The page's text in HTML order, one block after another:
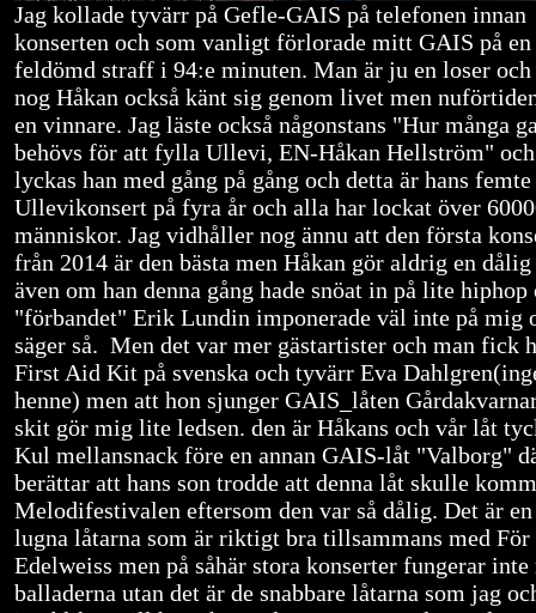
Jag kollade tyvärr på Gefle-GAIS på telefonen innan
konserten och som vanligt förlorade mitt GAIS på en
feldömd straff i 94:e minuten. Man är ju en loser och
nog Håkan också känt sig genom livet men
en vinnare. Jag läste också någonstans "Hur många
behövs för att fylla Ullevi, EN-Håkan Hellström"
lyckas han med gång på gång och detta är hans femte
Ullevikonsert på fyra år och alla har lockat över
människor. Jag vidhåller nog ännu att den första
från 2014 är den bästa men Håkan gör aldrig en
även om han denna gång hade snöat in på lite hiphop
"förbandet" Erik Lundin imponerade väl inte på mig
säger så. Men det var mer gästartister och man fick
First Aid Kit på svenska och tyvärr Eva
henne) men att hon sjunger GAIS_låten
skit gör mig lite ledsen. den är Håkans och vår låt
Kul mellansnack före en annan GAIS-låt "Valborg"
berättar att hans son trodde att denna låt skulle
Melodifestivalen eftersom den var så dålig. Det är en
lugna låtarna som är riktigt bra tillsammans med För
Edelweiss men på såhär stora konserter fungerar
balladerna utan det är de snabbare låtarna som jag